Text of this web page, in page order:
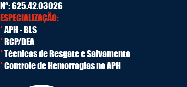
Nº: 625.42.03026
ESPECIALIZAÇÃO:
*APH - BLS
*RCP/DEA
*Técnicas de Resgate e Salvamento
*Controle de Hemorragias no APH